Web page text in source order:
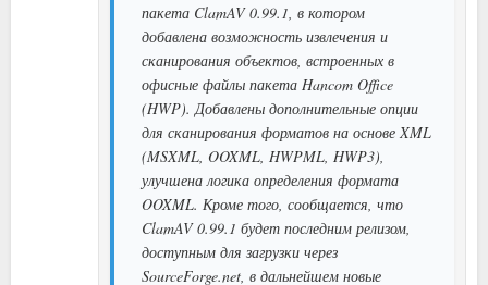
пакета ClamAV 0.99.1, в котором
добавлена возможность извлечения и
сканирования объектов, встроенных в
офисные файлы пакета Hancom Office
(HWP). Добавлены дополнительные опции
для сканирования форматов на основе XML
(MSXML, OOXML, HWPML, HWP3),
улучшена логика определения формата
OOXML. Кроме того, сообщается, что
ClamAV 0.99.1 будет последним релизом,
доступным для загрузки через
SourceForge.net, в дальнейшем новые